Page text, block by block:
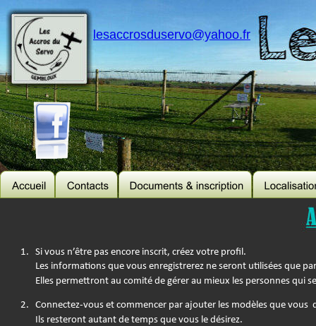
1.
Si vous n’être pas encore inscrit, créez votre profil.
Les informations que vous enregistrerez ne seront utilisées que
Elles permettront au comité de gérer au mieux les personnes qui
2.
Connectez-vous et commencer par ajouter les modèles que vous
Ils resteront autant de temps que vous le désirez.
lesaccrosduservo@yahoo.fr